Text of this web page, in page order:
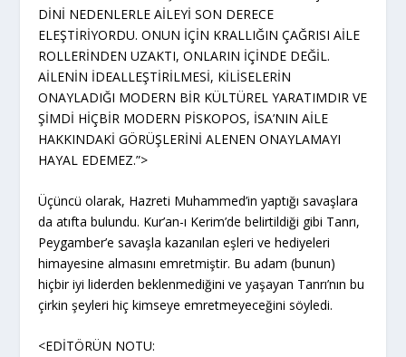
DİNİ NEDENLERLE AİLEYİ SON DERECE
ELEŞTİRİYORDU. ONUN İÇİN KRALLIĞIN ÇAĞRISI AİLE
ROLLERİNDEN UZAKTI, ONLARIN İÇİNDE DEĞİL.
AİLENİN İDEALLEŞTİRİLMESİ, KİLİSELERİN
ONAYLADIĞI MODERN BİR KÜLTÜREL YARATIMDIR VE
ŞİMDİ HİÇBİR MODERN PİSKOPOS, İSA’NIN AİLE
HAKKINDAKİ GÖRÜŞLERİNİ ALENEN ONAYLAMAYI
HAYAL EDEMEZ.”>
Üçüncü olarak, Hazreti Muhammed’in yaptığı savaşlara
da atıfta bulundu. Kur’an-ı Kerim’de belirtildiği gibi Tanrı,
Peygamber’e savaşla kazanılan eşleri ve hediyeleri
himayesine almasını emretmiştir. Bu adam (bunun)
hiçbir iyi liderden beklenmediğini ve yaşayan Tanrı’nın bu
çirkin şeyleri hiç kimseye emretmeyeceğini söyledi.
<EDİTÖRÜN NOTU: